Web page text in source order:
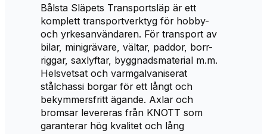
Bålsta Släpets Transportsläp är ett
komplett transportverktyg för hobby-
och yrkesanvändaren. För transport av
bilar, minigrävare, vältar, paddor, borr-
riggar, saxlyftar, byggnadsmaterial m.m.
Helsvetsat och varmgalvaniserat
stålchassi borgar för ett långt och
bekymmersfritt ägande. Axlar och
bromsar levereras från KNOTT som
garanterar hög kvalitet och lång